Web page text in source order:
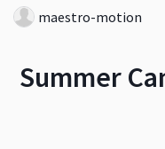
Summer
maestro-motion